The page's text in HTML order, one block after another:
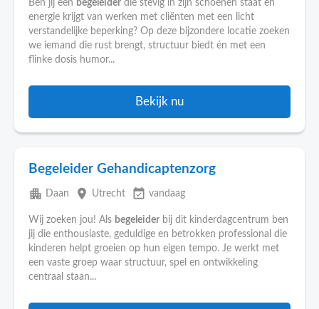
Ben jij een begeleider die stevig in zijn schoenen staat en
energie krijgt van werken met cliënten met een licht
verstandelijke beperking? Op deze bijzondere locatie zoeken
we iemand die rust brengt, structuur biedt én met een
flinke dosis humor...
Bekijk nu
Begeleider Gehandicaptenzorg
apartment Daan place Utrecht event_available vandaag
Wij zoeken jou! Als begeleider bij dit kinderdagcentrum ben
jij die enthousiaste, geduldige en betrokken professional die
kinderen helpt groeien op hun eigen tempo. Je werkt met
een vaste groep waar structuur, spel en ontwikkeling
centraal staan...